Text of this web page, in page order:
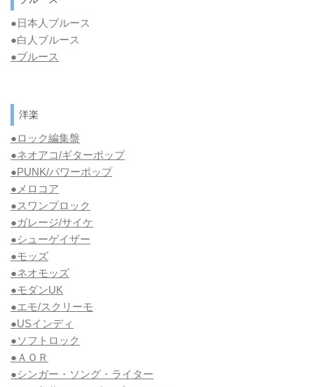
●日本人ブルース
●白人ブルース
●ブルース
洋楽
●ロック編集盤
●ネオアコ/ギターポップ
●PUNK/パワーポップ
●メロコア
●スワンプロック
●ガレージ/サイケ
●シューゲイザー
●モッズ
●ネオモッズ
●モダンUK
●エモ/スクリーモ
●USインディ
●ソフトロック
●ＡＯＲ
●シンガー・ソング・ライター